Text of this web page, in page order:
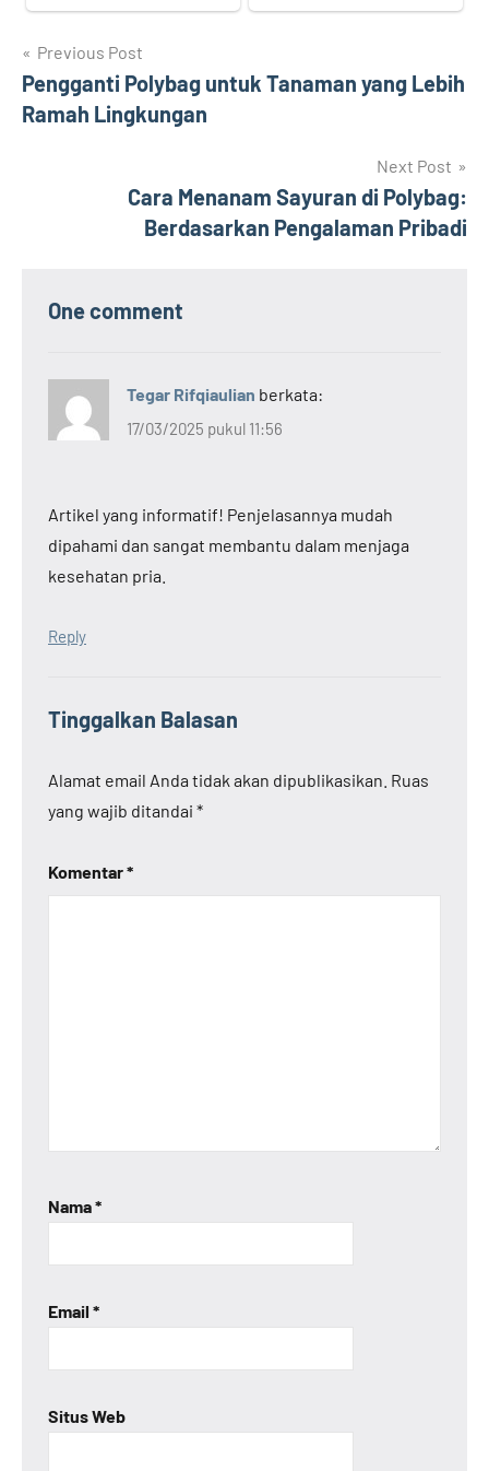
Navigasi
pos
Previous Post
Pengganti Polybag untuk Tanaman yang Lebih
Ramah Lingkungan
Next Post
Cara Menanam Sayuran di Polybag:
Berdasarkan Pengalaman Pribadi
One comment
Tegar Rifqiaulian berkata:
17/03/2025 pukul 11:56
Artikel yang informatif! Penjelasannya mudah
dipahami dan sangat membantu dalam menjaga
kesehatan pria.
Reply
Tinggalkan Balasan
Alamat email Anda tidak akan dipublikasikan. Ruas
yang wajib ditandai *
Komentar*
Nama*
Email *
Situs Web